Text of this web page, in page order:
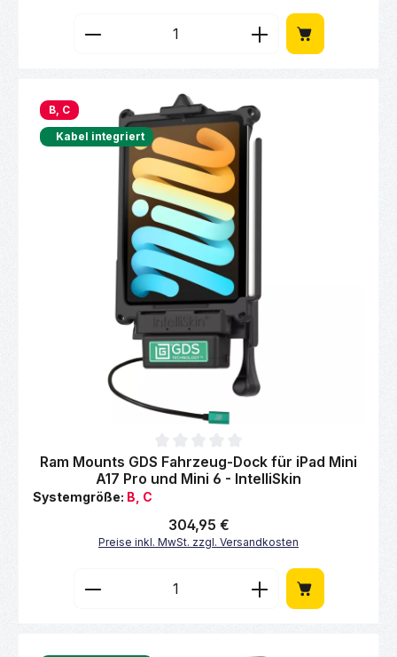
Produkt Anzahl: Gib den gewünschten
B, C
Kabel integriert
Durchschnittliche Bewertung von 0 von 5 Sternen
Ram Mounts GDS Fahrzeug-Dock für iPad Mini
A17 Pro und Mini 6 - IntelliSkin
Systemgröße: B, C
Regulärer Preis:
304,95 €
Preise inkl. MwSt. zzgl. Versandkosten
Produkt Anzahl: Gib den gewünschten